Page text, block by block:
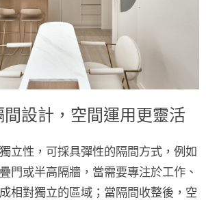
間設計，空間運用更靈活
立性，可採具彈性的隔間方式，例如
門或半高隔牆 ，當需要專注於工作、
相對獨立的區域；當隔間收整後，空